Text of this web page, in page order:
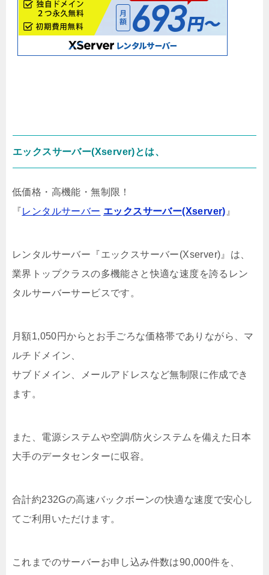
エックスサーバー(Xserver)とは、
低価格・高機能・無制限！
『レンタルサーバー エックスサーバー(Xserver) 』
レンタルサーバー『エックスサーバー(Xserver)』は、
業界トップクラスの多機能さと快適な速度を誇るレン
タルサーバーサービスです。
月額1,050円からとお手ごろな価格帯でありながら、マ
ルチドメイン、
サブドメイン、メールアドレスなど無制限に作成でき
ます。
また、電源システムや空調/防火システムを備えた日本
大手のデータセンターに収容。
合計約232Gの高速バックボーンの快適な速度で安心し
てご利用いただけます。
これまでのサーバーお申し込み件数は90,000件を、